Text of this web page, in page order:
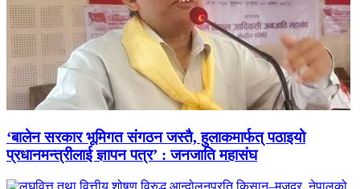
‘बालेन सरकार भूमिगत संगठन जस्तै, हुलाकमार्फत् पठाइयो
प्रधानमन्त्रीलाई ज्ञापन पत्र’ : जनजाति महासंघ